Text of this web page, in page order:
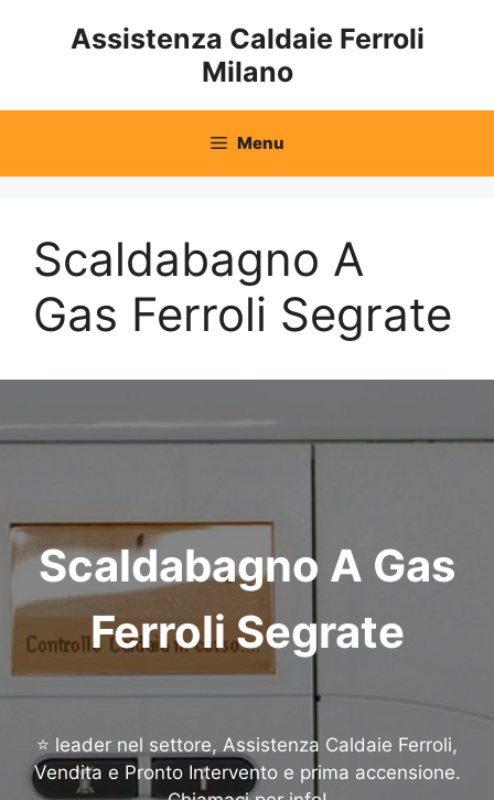
Assistenza Caldaie Ferroli
Milano
Menu
Scaldabagno A
Gas Ferroli Segrate
Scaldabagno A Gas
Ferroli Segrate
⭐ leader nel settore, Assistenza Caldaie Ferroli,
Vendita e Pronto Intervento e prima accensione.